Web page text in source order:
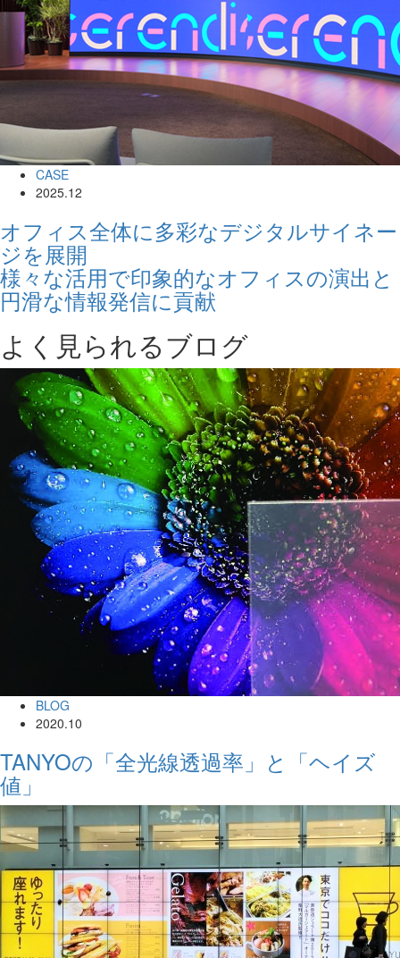
CASE
2025.12
オフィス全体に多彩なデジタルサイネー
ジを展開
様々な活用で印象的なオフィスの演出と
円滑な情報発信に貢献
よく見られるブログ
BLOG
2020.10
TANYOの「全光線透過率」と「ヘイズ
値」